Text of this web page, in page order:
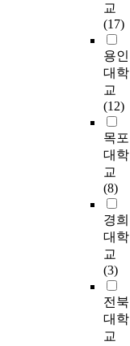
교
(17)
용인
대학
교
(12)
목포
대학
교
(8)
경희
대학
교
(3)
전북
대학
교